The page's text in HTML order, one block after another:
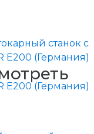
станок с
E200 (Германия)